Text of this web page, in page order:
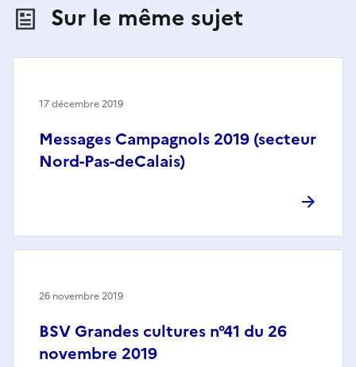
Sur le même sujet
Messages Campagnols 2019 (secteur
Nord-Pas-deCalais)
17 décembre 2019
BSV Grandes cultures n°41 du 26
novembre 2019
26 novembre 2019